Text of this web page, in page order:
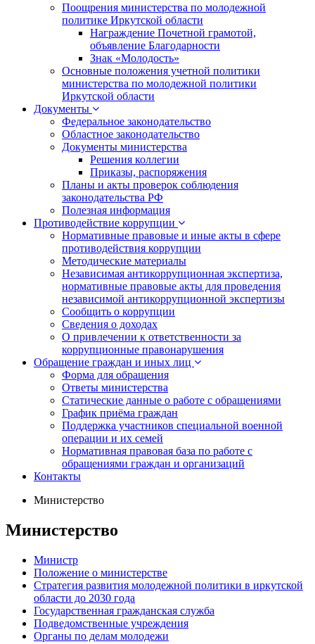
Поощрения министерства по молодежной
политике Иркутской области
Награждение Почетной грамотой,
объявление Благодарности
Знак «Молодость»
Основные положения учетной политики
министерства по молодежной политики
Иркутской области
Документы
Федеральное законодательство
Областное законодательство
Документы министерства
Решения коллегии
Приказы, распоряжения
Планы и акты проверок соблюдения
законодательства РФ
Полезная информация
Противодействие коррупции
Нормативные правовые и иные акты в сфере
противодействия коррупции
Методические материалы
Независимая антикоррупционная экспертиза,
нормативные правовые акты для проведения
независимой антикоррупционной экспертизы
Сообщить о коррупции
Сведения о доходах
О привлечении к ответственности за
коррупционные правонарушения
Обращение граждан и иных лиц
Форма для обращения
Ответы министерства
Статические данные о работе с обращениями
График приёма граждан
Поддержка участников специальной военной
операции и их семей
Нормативная правовая база по работе с
обращениями граждан и организаций
Контакты
Министерство
Министерство
Министр
Положение о министерстве
Стратегия развития молодежной политики в иркутской
области до 2030 года
Государственная гражданская служба
Подведомственные учреждения
Органы по делам молодежи